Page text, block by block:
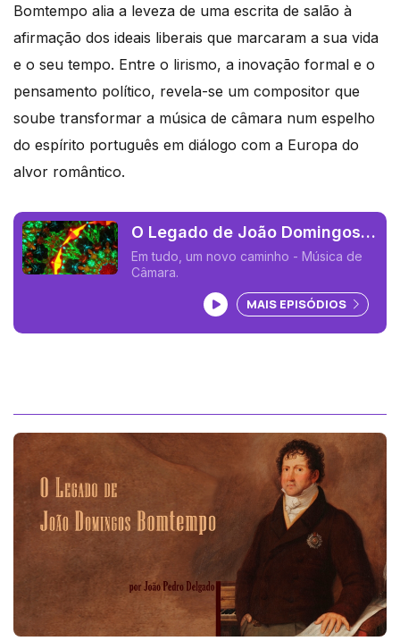
Bomtempo alia a leveza de uma escrita de salão à
afirmação dos ideais liberais que marcaram a sua vida
e o seu tempo. Entre o lirismo, a inovação formal e o
pensamento político, revela-se um compositor que
soube transformar a música de câmara num espelho
do espírito português em diálogo com a Europa do
alvor romântico.
O Legado de João Domingos
Bomtempo 06 (João Pedro
Delgado)
Em tudo, um novo caminho - Música de
Câmara.
Ouvir podcast
MAIS EPISÓDIOS